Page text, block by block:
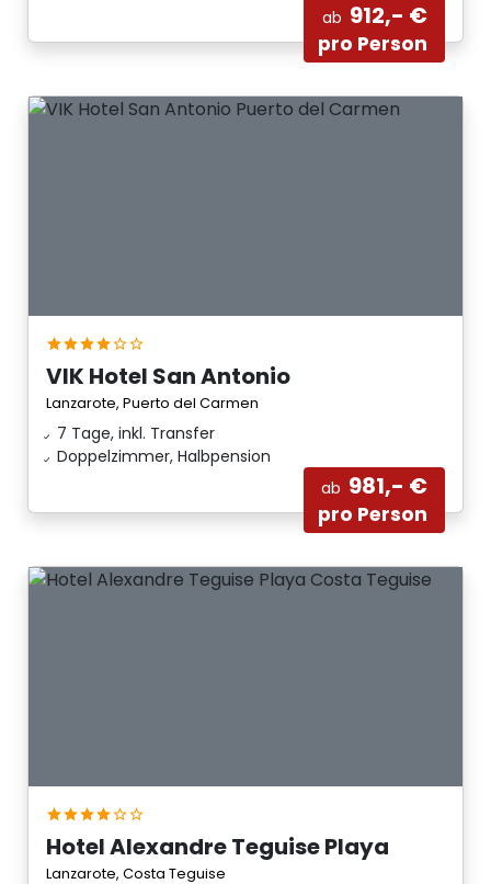
ab 912,- €
pro Person
VIK Hotel San Antonio
Lanzarote, Puerto del Carmen
7 Tage, inkl. Transfer
Doppelzimmer, Halbpension
ab 981,- €
pro Person
Hotel Alexandre Teguise Playa
Lanzarote, Costa Teguise